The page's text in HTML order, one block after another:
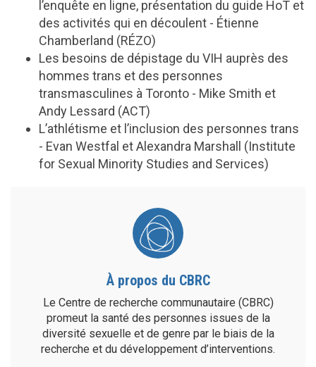
l’enquête en ligne, présentation du guide HoT et
des activités qui en découlent - Étienne
Chamberland (RÉZO)
Les besoins de dépistage du VIH auprès des
hommes trans et des personnes
transmasculines à Toronto - Mike Smith et
Andy Lessard (ACT)
L’athlétisme et l’inclusion des personnes trans
- Evan Westfal et Alexandra Marshall (Institute
for Sexual Minority Studies and Services)
À propos du CBRC
Le Centre de recherche communautaire (CBRC)
promeut la santé des personnes issues de la
diversité sexuelle et de genre par le biais de la
recherche et du développement d’interventions.